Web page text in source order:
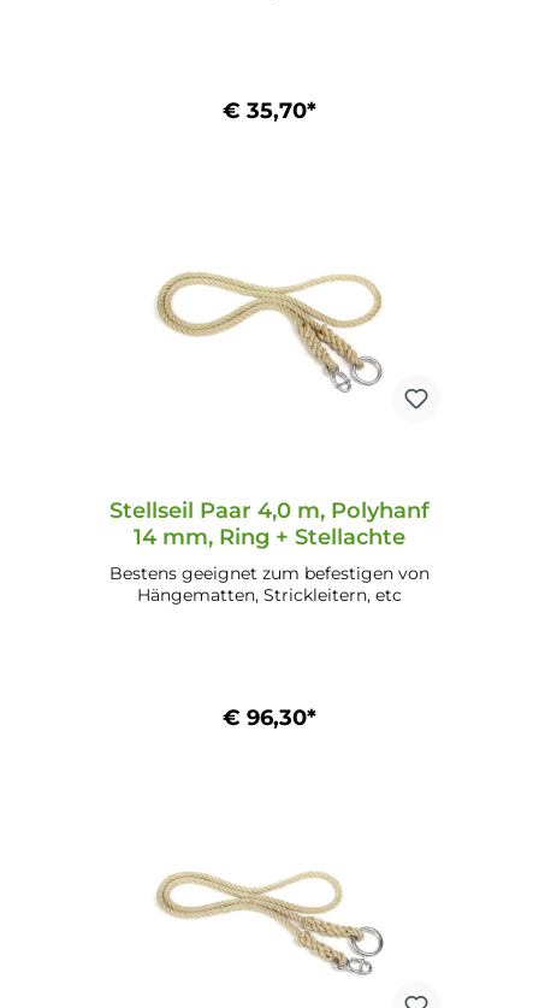
€ 35,70*
Stellseil Paar 4,0 m, Polyhanf
14 mm, Ring + Stellachte
Bestens geeignet zum befestigen von
Hängematten, Strickleitern, etc
€ 96,30*